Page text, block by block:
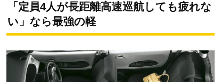
「定員4人が長距離高速巡航しても疲れな
い」なら最強の軽